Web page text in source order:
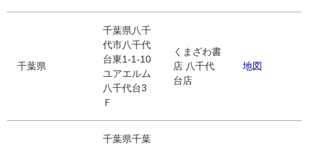
千葉県
千葉県八千
代市八千代
台東1-1-10
ユアエルム
八千代台3
Ｆ
くまざわ書
店 八千代
台店
地図
千葉県千葉